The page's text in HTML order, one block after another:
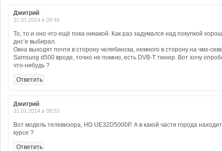
Дмитрий:
31.01.2014 в 09:48
То, то и оно что ещё пока никакой. Как раз задумался над покупкой
днс’е выбирал.
Окна выходят почти в сторону челябинска, немного в сторону на чмз-
Samsung d500 вроде, точно не помню, есть DVB-T тюнер. Вот хочу
что-нибудь ?
Ответить
Дмитрий:
31.01.2014 в 09:53
Вот модель телевизора, HD UE32D5000P. А в какой части города
курсе ?
Ответить